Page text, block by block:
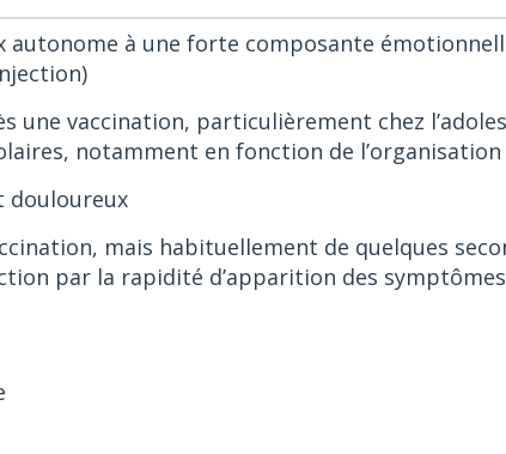
autonome à une forte composante
une vaccination, particulièrement chez
notamment en fonction de l’organisation
douloureux
mais habituellement de quelques
par la rapidité d’apparition des